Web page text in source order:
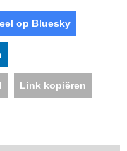
op Bluesky
Link kopiëren